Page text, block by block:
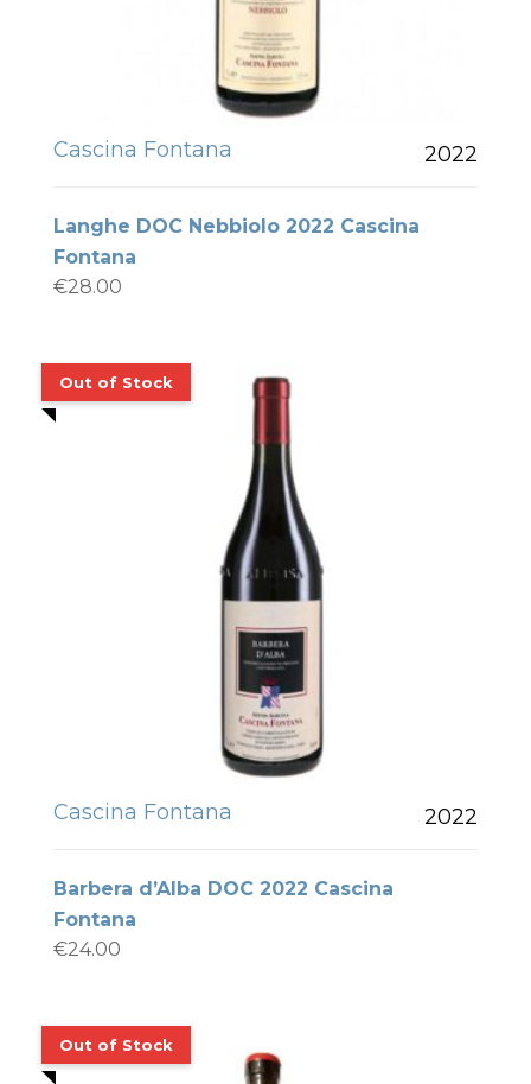
Cascina Fontana 2022
Langhe DOC Nebbiolo 2022 Cascina
Fontana
€28.00
Cascina Fontana 2022
Barbera d’Alba DOC 2022 Cascina
Fontana
€24.00